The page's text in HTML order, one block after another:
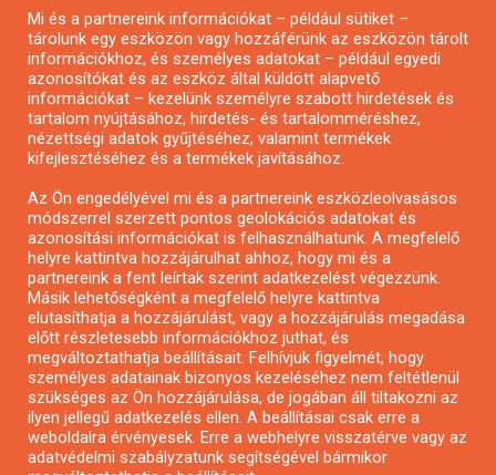
Pályázatírás civil szervezeteknek
Pályázatírás önkormányzatoknak
Pályázatfigyelés
Specifikus pályázatfigyelés vagy hírlevél
Pályázatok magánszemélyeknek
Pályázatok civil szervezeteknek
Pályázatok vállalkozásoknak
Önkormányzati pályázatok
Mezőgazdasági pályázatok
Falusi turizmus pályázatok
Napelem pályázatok
GINOP pályázatok
Mi és a partnereink információkat – például sütiket –
tárolunk egy eszközön vagy hozzáférünk az eszközön tárolt
információkhoz, és személyes adatokat – például egyedi
azonosítókat és az eszköz által küldött alapvető
információkat – kezelünk személyre szabott hirdetések és
tartalom nyújtásához, hirdetés- és tartalomméréshez,
nézettségi adatok gyűjtéséhez, valamint termékek
kifejlesztéséhez és a termékek javításához.
Az Ön engedélyével mi és a partnereink eszközleolvasásos
módszerrel szerzett pontos geolokációs adatokat és
azonosítási információkat is felhasználhatunk. A megfelelő
helyre kattintva hozzájárulhat ahhoz, hogy mi és a
partnereink a fent leírtak szerint adatkezelést végezzünk.
Másik lehetőségként a megfelelő helyre kattintva
elutasíthatja a hozzájárulást, vagy a hozzájárulás megadása
előtt részletesebb információkhoz juthat, és
megváltoztathatja beállításait. Felhívjuk figyelmét, hogy
személyes adatainak bizonyos kezeléséhez nem feltétlenül
szükséges az Ön hozzájárulása, de jogában áll tiltakozni az
ilyen jellegű adatkezelés ellen. A beállításai csak erre a
weboldalra érvényesek. Erre a webhelyre visszatérve vagy az
adatvédelmi szabályzatunk segítségével bármikor